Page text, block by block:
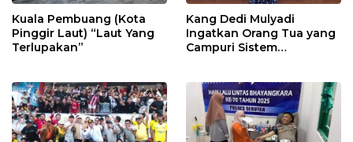
Kuala Pembuang (Kota
Pinggir Laut) “Laut Yang
Terlupakan”
Kang Dedi Mulyadi
Ingatkan Orang Tua yang
Campuri Sistem
Etika Hukum Pendidikan